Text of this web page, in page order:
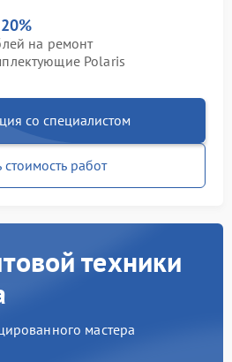
20%
на ремонт
Polaris
со специалистом
стоимость работ
техники
мастера